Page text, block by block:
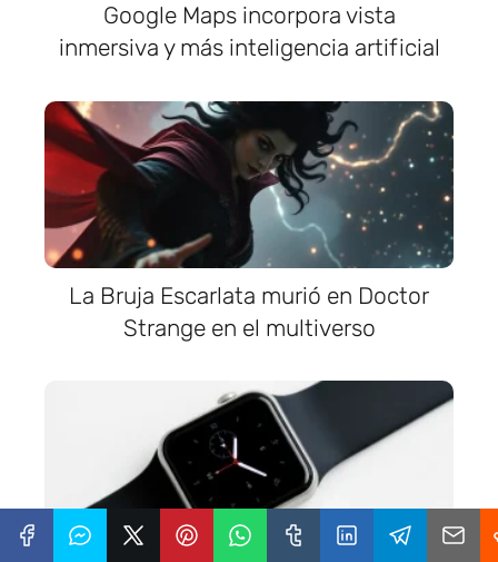
Google Maps incorpora vista
inmersiva y más inteligencia artificial
La Bruja Escarlata murió en Doctor
Strange en el multiverso